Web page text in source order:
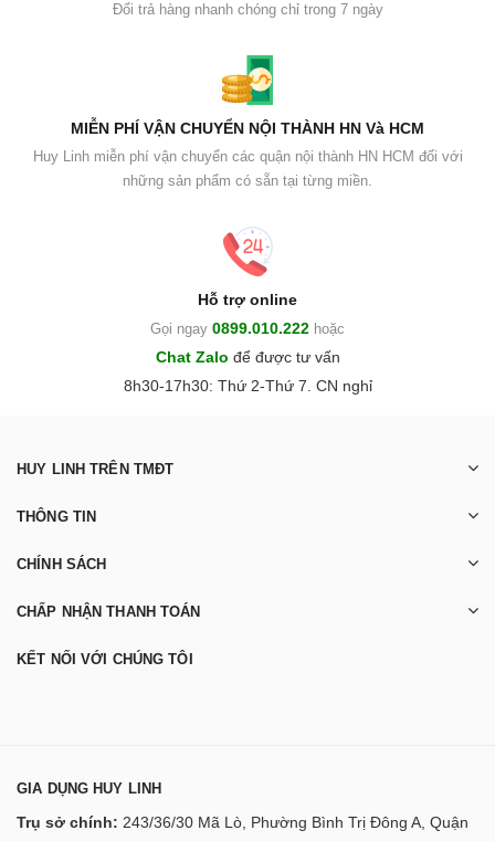
Đổi trả hàng nhanh chóng chỉ trong 7 ngày
MIỄN PHÍ VẬN CHUYỂN NỘI THÀNH HN Và HCM
Huy Linh miễn phí vận chuyển các quận nội thành HN HCM đối với
những sản phẩm có sẵn tại từng miền.
Hỗ trợ online
Gọi ngay 0899.010.222 hoặc
Chat Zalo để được tư vấn
8h30-17h30: Thứ 2-Thứ 7. CN nghỉ
HUY LINH TRÊN TMĐT
THÔNG TIN
CHÍNH SÁCH
CHẤP NHẬN THANH TOÁN
KẾT NỐI VỚI CHÚNG TÔI
GIA DỤNG HUY LINH
Trụ sở chính: 243/36/30 Mã Lò, Phường Bình Trị Đông A, Quận